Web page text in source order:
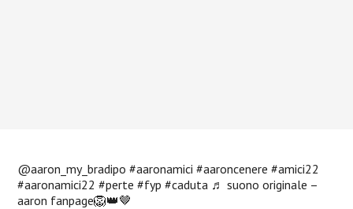
@aaron_my_bradipo #aaronamici #aaroncenere #amici22
#aaronamici22 #perte #fyp #caduta ♬ suono originale –
aaron fanpage🦁👑🤎